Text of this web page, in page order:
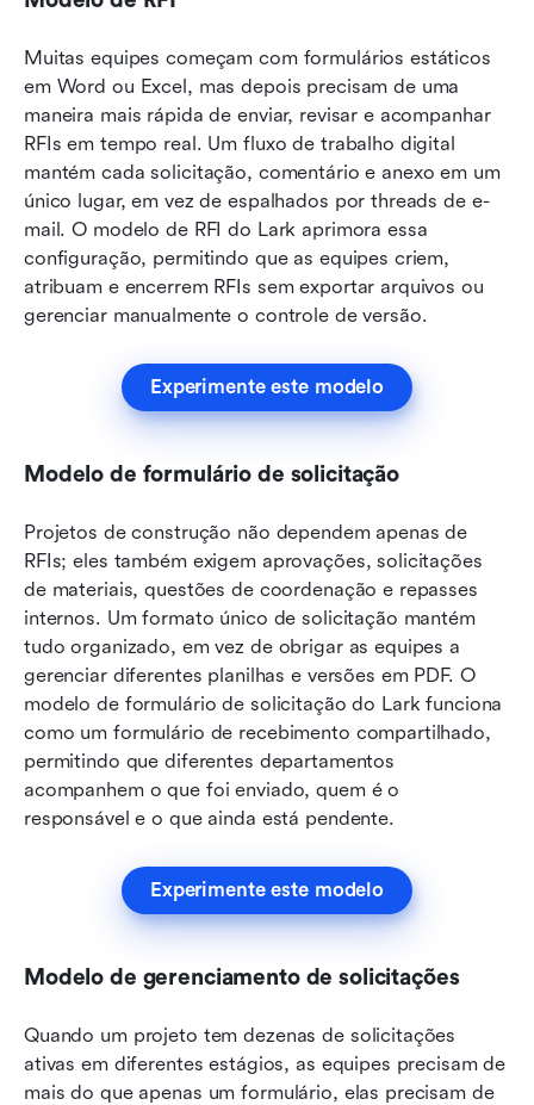
Muitas equipes começam com formulários estáticos
em Word ou Excel, mas depois precisam de uma
maneira mais rápida de enviar, revisar e acompanhar
RFIs em tempo real. Um fluxo de trabalho digital
mantém cada solicitação, comentário e anexo em um
único lugar, em vez de espalhados por threads de e-
mail. O modelo de RFI do Lark aprimora essa
configuração, permitindo que as equipes criem,
atribuam e encerrem RFIs sem exportar arquivos ou
gerenciar manualmente o controle de versão.
Experimente este modelo
Modelo de formulário de solicitação
Projetos de construção não dependem apenas de
RFIs; eles também exigem aprovações, solicitações
de materiais, questões de coordenação e repasses
internos. Um formato único de solicitação mantém
tudo organizado, em vez de obrigar as equipes a
gerenciar diferentes planilhas e versões em PDF. O
modelo de formulário de solicitação do Lark funciona
como um formulário de recebimento compartilhado,
permitindo que diferentes departamentos
acompanhem o que foi enviado, quem é o
responsável e o que ainda está pendente.
Experimente este modelo
Modelo de gerenciamento de solicitações
Quando um projeto tem dezenas de solicitações
ativas em diferentes estágios, as equipes precisam de
mais do que apenas um formulário, elas precisam de